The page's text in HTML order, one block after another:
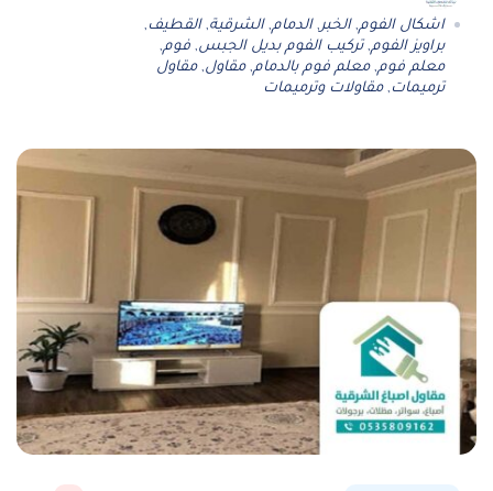
اشكال الفوم,الخبر ,الدمام,الشرقية,القطيف ,
براويز الفوم,تركيب الفوم بديل الجبس, فوم,
معلم فوم,معلم فوم بالدمام,مقاول,مقاول
ترميمات ,مقاولات وترميمات